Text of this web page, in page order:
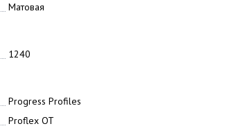
Матовая
1240
Progress Profiles
Proflex OT